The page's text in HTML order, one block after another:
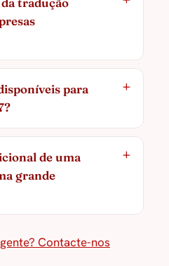
para
de uma
grande
Contacte-nos